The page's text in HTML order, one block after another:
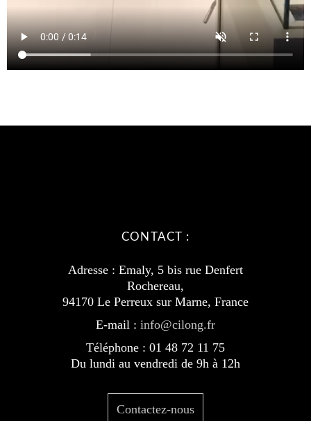
CONTACT :
Adresse : Emaly, 5 bis rue Denfert
Rochereau,
94170 Le Perreux sur Marne, France
E-mail : info@cilong.fr
Téléphone : 01 48 72 11 75
Du lundi au vendredi de 9h à 12h
Contactez-nous